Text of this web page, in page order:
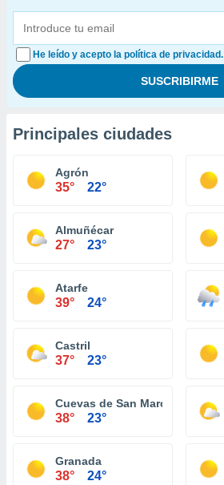
He leído y acepto la política de privacidad.
Principales ciudades
Agrón
35° 22°
Almuñécar
27° 23°
Atarfe
39° 24°
Castril
37° 23°
Cuevas de San Marcos
38° 23°
Granada
38° 24°